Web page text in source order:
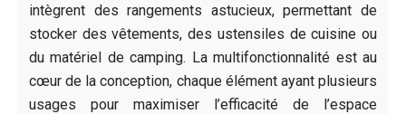
intègrent des rangements astucieux, permettant de
stocker des vêtements, des ustensiles de cuisine ou
du matériel de camping. La multifonctionnalité est au
cœur de la conception, chaque élément ayant plusieurs
usages pour maximiser l’efficacité de l’espace